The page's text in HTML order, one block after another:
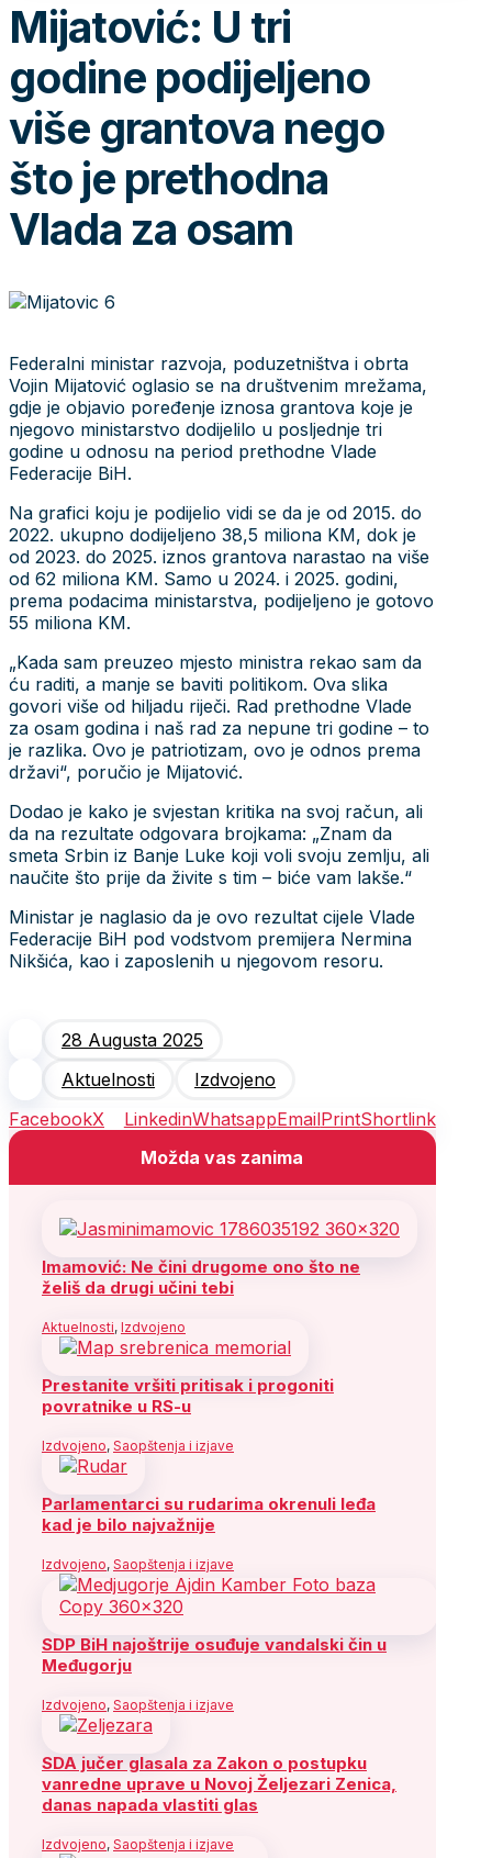
Mijatović: U tri
godine podijeljeno
više grantova nego
što je prethodna
Vlada za osam
Federalni ministar razvoja, poduzetništva i obrta
Vojin Mijatović oglasio se na društvenim mrežama,
gdje je objavio poređenje iznosa grantova koje je
njegovo ministarstvo dodijelilo u posljednje tri
godine u odnosu na period prethodne Vlade
Federacije BiH.
Na grafici koju je podijelio vidi se da je od 2015. do
2022. ukupno dodijeljeno 38,5 miliona KM, dok je
od 2023. do 2025. iznos grantova narastao na više
od 62 miliona KM. Samo u 2024. i 2025. godini,
prema podacima ministarstva, podijeljeno je gotovo
55 miliona KM.
„Kada sam preuzeo mjesto ministra rekao sam da
ću raditi, a manje se baviti politikom. Ova slika
govori više od hiljadu riječi. Rad prethodne Vlade
za osam godina i naš rad za nepune tri godine – to
je razlika. Ovo je patriotizam, ovo je odnos prema
državi“, poručio je Mijatović.
Dodao je kako je svjestan kritika na svoj račun, ali
da na rezultate odgovara brojkama: „Znam da
smeta Srbin iz Banje Luke koji voli svoju zemlju, ali
naučite što prije da živite s tim – biće vam lakše.“
Ministar je naglasio da je ovo rezultat cijele Vlade
Federacije BiH pod vodstvom premijera Nermina
Nikšića, kao i zaposlenih u njegovom resoru.
28 Augusta 2025
Aktuelnosti
Izdvojeno
FacebookX LinkedinWhatsappEmailPrintShortlink
Možda vas zanima
Imamović: Ne čini drugome ono što ne
želiš da drugi učini tebi
Aktuelnosti, Izdvojeno
Prestanite vršiti pritisak i progoniti
povratnike u RS-u
Izdvojeno, Saopštenja i izjave
Parlamentarci su rudarima okrenuli leđa
kad je bilo najvažnije
Izdvojeno, Saopštenja i izjave
SDP BiH najoštrije osuđuje vandalski čin u
Međugorju
Izdvojeno, Saopštenja i izjave
SDA jučer glasala za Zakon o postupku
vanredne uprave u Novoj Željezari Zenica,
danas napada vlastiti glas
Izdvojeno, Saopštenja i izjave